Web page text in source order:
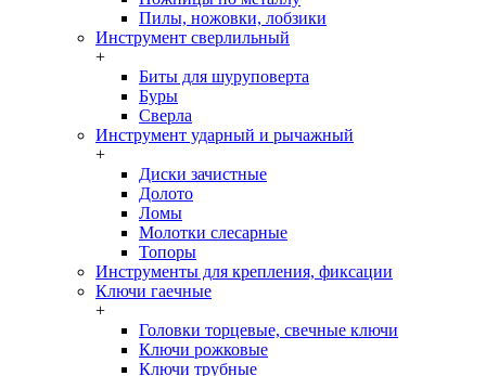
Пилы, ножовки, лобзики
Инструмент сверлильный
+
Биты для шуруповерта
Буры
Сверла
Инструмент ударный и рычажный
+
Диски зачистные
Долото
Ломы
Молотки слесарные
Топоры
Инструменты для крепления, фиксации
Ключи гаечные
+
Головки торцевые, свечные ключи
Ключи рожковые
Ключи трубные